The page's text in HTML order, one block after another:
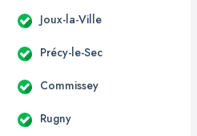
Joux-la-Ville
Précy-le-Sec
Commissey
Rugny